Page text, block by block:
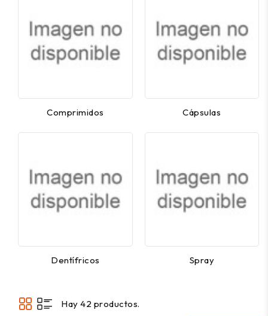
Comprimidos Cápsulas
Dentífricos Spray
Hay 42 productos.